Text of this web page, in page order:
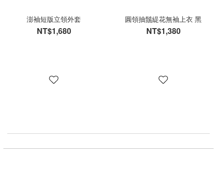
澎袖短版立領外套
NT$1,680
圓領抽鬚緹花無袖上衣 黑
NT$1,380